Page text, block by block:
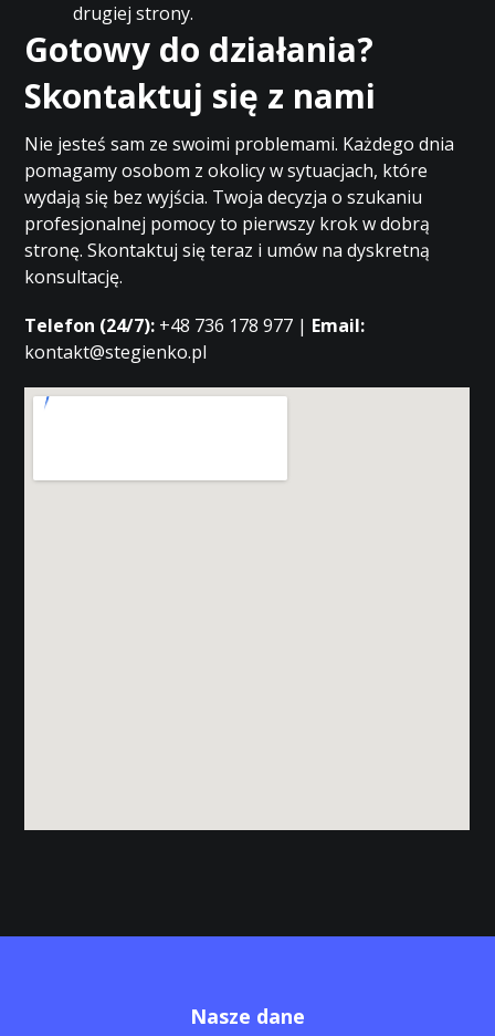
drugiej strony.
Gotowy do działania?
Skontaktuj się z nami
Nie jesteś sam ze swoimi problemami. Każdego dnia
pomagamy osobom z okolicy w sytuacjach, które
wydają się bez wyjścia. Twoja decyzja o szukaniu
profesjonalnej pomocy to pierwszy krok w dobrą
stronę. Skontaktuj się teraz i umów na dyskretną
konsultację.
Telefon (24/7): +48 736 178 977 | Email:
kontakt@stegienko.pl
Nasze dane